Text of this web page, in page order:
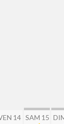
14 SAM 15